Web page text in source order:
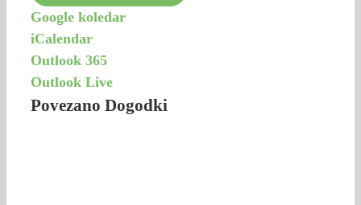
Google koledar
iCalendar
Outlook 365
Outlook Live
Povezano Dogodki